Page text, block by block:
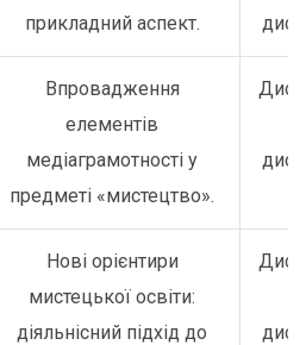
прикладний аспект.
Впровадження
елементів
медіаграмотності у
предметі «мистецтво».
Нові орієнтири
мистецької освіти:
діяльнісний підхід до